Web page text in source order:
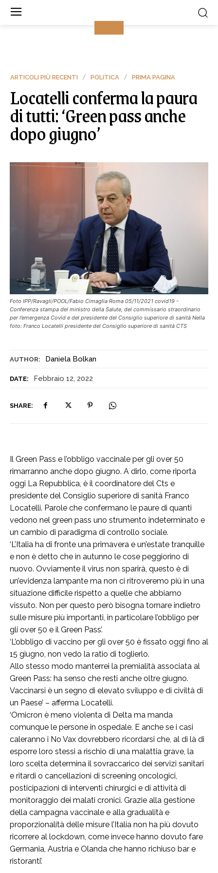
AUTHOR: Daniela Bolkan
DATE: Febbraio 12, 2022
SHARE:
ARTICOLI PIÙ RECENTI POLITICA PRIMA PAGINA
Locatelli conferma la paura
di tutti: ‘Green pass anche
dopo giugno’
Foto IPP/Ravagli/POOL/Fabio Cimaglia Roma 05/11/2021 covid19 -
Conferenza stampa del ministro della Salute, del commissario straordinario
per l’emergenza Covid e del presidente del Consiglio superiore di sanità Nella
foto: Franco Locatelli presidente del Consiglio superiore di sanità CTS
Il Green Pass e l’obbligo vaccinale per gli over 50
rimarranno anche dopo giugno. A dirlo, come riporta
oggi La Repubblica, è il coordinatore del Cts e
presidente del Consiglio superiore di sanità Franco
Locatelli. Parole che confermano le paure di quanti
vedono nel green pass uno strumento indeterminato e
un cambio di paradigma di controllo sociale.
‘L’Italia ha di fronte una primavera e un’estate tranquille
e non è detto che in autunno le cose peggiorino di
nuovo. Ovviamente il virus non sparirà, questo è di
un’evidenza lampante ma non ci ritroveremo più in una
situazione difficile rispetto a quelle che abbiamo
vissuto. Non per questo però bisogna tornare indietro
sulle misure più importanti, in particolare l’obbligo per
gli over 50 e il Green Pass’.
‘L’obbligo di vaccino per gli over 50 è fissato oggi fino al
15 giugno, non vedo la ratio di toglierlo.
Allo stesso modo manterrei la premialità associata al
Green Pass: ha senso che resti anche oltre giugno.
Vaccinarsi è un segno di elevato sviluppo e di civiltà di
un Paese’ – afferma Locatelli.
‘Omicron è meno violenta di Delta ma manda
comunque le persone in ospedale. E anche se i casi
caleranno i No Vax dovrebbero ricordarsi che, al di là di
esporre loro stessi a rischio di una malattia grave, la
loro scelta determina il sovraccarico dei servizi sanitari
e ritardi o cancellazioni di screening oncologici,
posticipazioni di interventi chirurgici e di attività di
monitoraggio dei malati cronici. Grazie alla gestione
della campagna vaccinale e alla gradualità e
proporzionalità delle misure l’Italia non ha più dovuto
ricorrere al lockdown, come invece hanno dovuto fare
Germania, Austria e Olanda che hanno richiuso bar e
ristoranti’.